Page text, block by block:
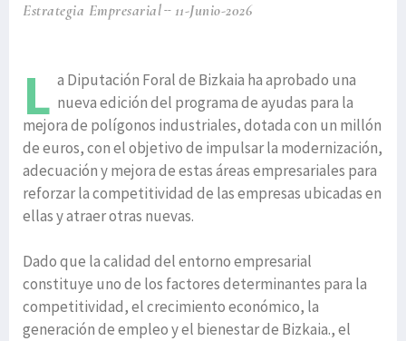
Estrategia Empresarial 11-Junio-2026
L a Diputación Foral de Bizkaia ha aprobado una
nueva edición del programa de ayudas para la
mejora de polígonos industriales, dotada con un millón
de euros, con el objetivo de impulsar la modernización,
adecuación y mejora de estas áreas empresariales para
reforzar la competitividad de las empresas ubicadas en
ellas y atraer otras nuevas.
Dado que la calidad del entorno empresarial
constituye uno de los factores determinantes para la
competitividad, el crecimiento económico, la
generación de empleo y el bienestar de Bizkaia., el